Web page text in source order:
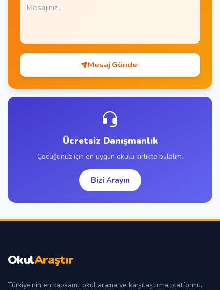
Mesaj Gönder
Ücretsiz Danışmanlık
Çocuğunuz için en uygun okulu birlikte bulalım.
Bizi Arayın
OkulAraştır
Türkiye'nin en kapsamlı okul arama ve karşılaştırma platformu.